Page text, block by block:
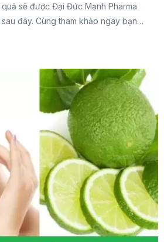
sẽ được Đại Đức Mạnh Pharma
đây. Cùng tham khảo ngay bạn